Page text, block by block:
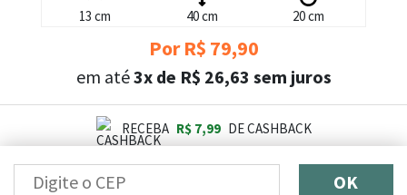
13 cm 40 cm 20 cm
Por R$ 79,90
em até3x de R$ 26,63 sem juros
RECEBA R$ 7,99 DE CASHBACK
OK